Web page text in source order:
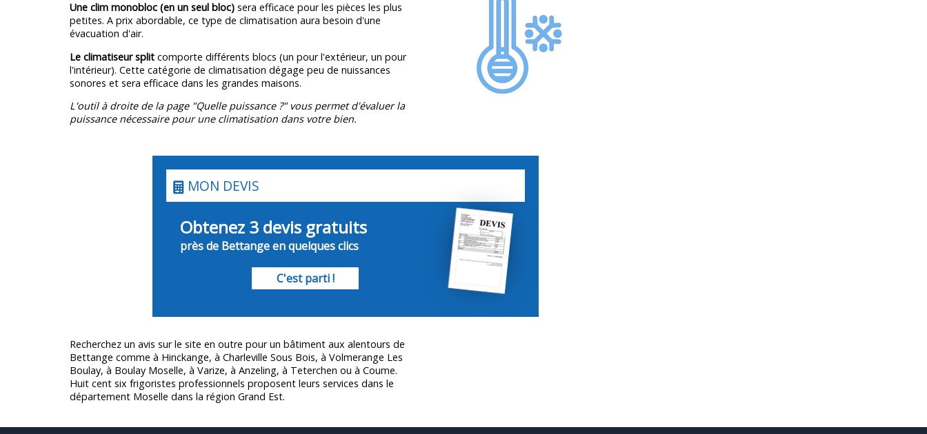
Une clim monobloc (en un seul bloc)sera efficace pour les pièces les plus
petites. A prix abordable, ce type de climatisation aura besoin d'une
évacuation d'air.
Le climatiseur splitcomporte différents blocs (un pour l'extérieur, un pour
l'intérieur). Cette catégorie de climatisation dégage peu de nuissances
sonores et sera efficace dans les grandes maisons.
L'outil à droite de la page "Quelle puissance ?" vous permet d'évaluer la
puissance nécessaire pour une climatisation dans votre bien.
MON DEVIS
Obtenez 3 devis gratuits
près de Bettange en quelques clics
C'est parti !
Recherchez un avis sur le site en outre pour un bâtiment aux alentours de
Bettange comme à Hinckange, à Charleville Sous Bois, à Volmerange Les
Boulay, à Boulay Moselle, à Varize, à Anzeling, à Teterchen ou à Coume.
Huit cent six frigoristes professionnels proposent leurs services dans le
département Moselle dans la région Grand Est.